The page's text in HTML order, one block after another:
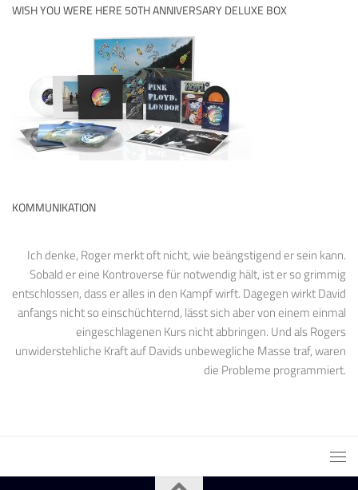
WISH YOU WERE HERE 50TH ANNIVERSARY DELUXE BOX
KOMMUNIKATION
Ich denke, Roger merkt oft nicht, wie beängstigend er sein kann.
Sobald er eine Kontroverse für notwendig hält, ist er so grimmig
entschlossen, dass er alles in den Kampf wirft. Dagegen wirkt David
anfangs nicht so einschüchternd, lässt sich aber von einem einmal
eingeschlagenen Kurs nicht abbringen. Und als Rogers
unwiderstehliche Kraft auf Davids unbewegliche Masse traf, waren
die Probleme programmiert.